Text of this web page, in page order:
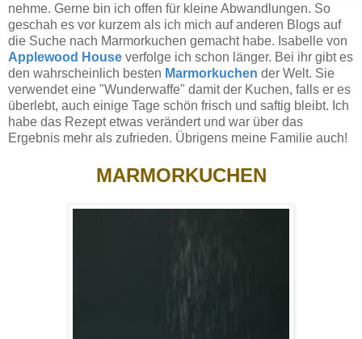
nehme. Gerne bin ich offen für kleine Abwandlungen. So
geschah es vor kurzem als ich mich auf anderen Blogs auf
die Suche nach Marmorkuchen gemacht habe. Isabelle von
Applewood House verfolge ich schon länger. Bei ihr gibt es
den wahrscheinlich besten Marmorkuchen der Welt. Sie
verwendet eine "Wunderwaffe" damit der Kuchen, falls er es
überlebt, auch einige Tage schön frisch und saftig bleibt. Ich
habe das Rezept etwas verändert und war über das
Ergebnis mehr als zufrieden. Übrigens meine Familie auch!
MARMORKUCHEN